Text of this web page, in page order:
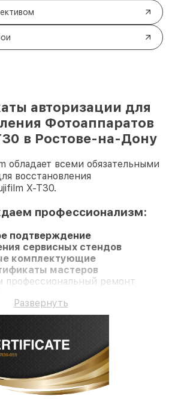
авторизации для
Фотоаппаратов
в Ростове-на-Дону
обладает всеми обязательными
восстановления
X-T30.
профессионализм:
подтверждение
сервисных стендов
комплектующие
мастеров
профессиональный ремонт
Развернуть